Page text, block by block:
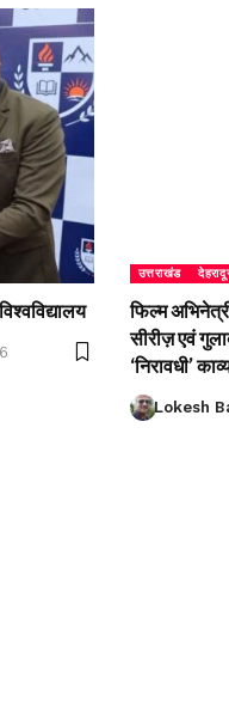
उत्तराखंड
फिल्म
सीरीज़ एवं
‘निरावधी’
Lokesh